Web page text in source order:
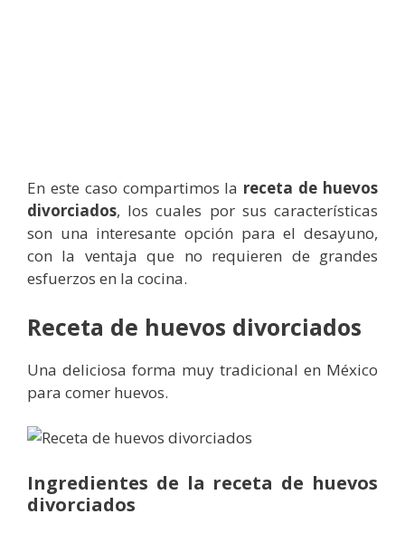
En este caso compartimos la receta de huevos
divorciados, los cuales por sus características
son una interesante opción para el desayuno,
con la ventaja que no requieren de grandes
esfuerzos en la cocina.
Receta de huevos divorciados
Una deliciosa forma muy tradicional en México
para comer huevos.
Ingredientes de la receta de huevos
divorciados